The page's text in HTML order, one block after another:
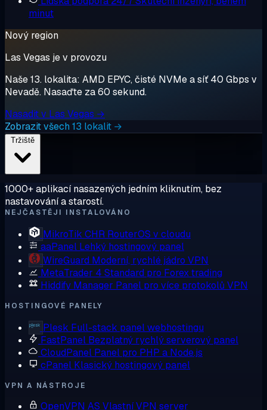
minut
Nový region
Las Vegas je v provozu
Naše 13. lokalita: AMD EPYC, čisté NVMe a síť 40 Gbps v
Nevadě. Nasaďte za 60 sekund.
Nasadit v Las Vegas →
Zobrazit všech 13 lokalit →
1000+ aplikací nasazených jedním kliknutím, bez
nastavování a starostí.
NEJČASTĚJI INSTALOVÁNO
MikroTik CHR RouterOS v cloudu
aaPanel Lehký hostingový panel
WireGuard Moderní, rychlé jádro VPN
MetaTrader 4 Standard pro Forex trading
Hiddify Manager Panel pro více protokolů VPN
HOSTINGOVÉ PANELY
Plesk Full-stack panel webhostingu
FastPanel Bezplatný rychlý serverový panel
CloudPanel Panel pro PHP a Node.js
cPanel Klasický hostingový panel
VPN A NÁSTROJE
OpenVPN AS Vlastní VPN server